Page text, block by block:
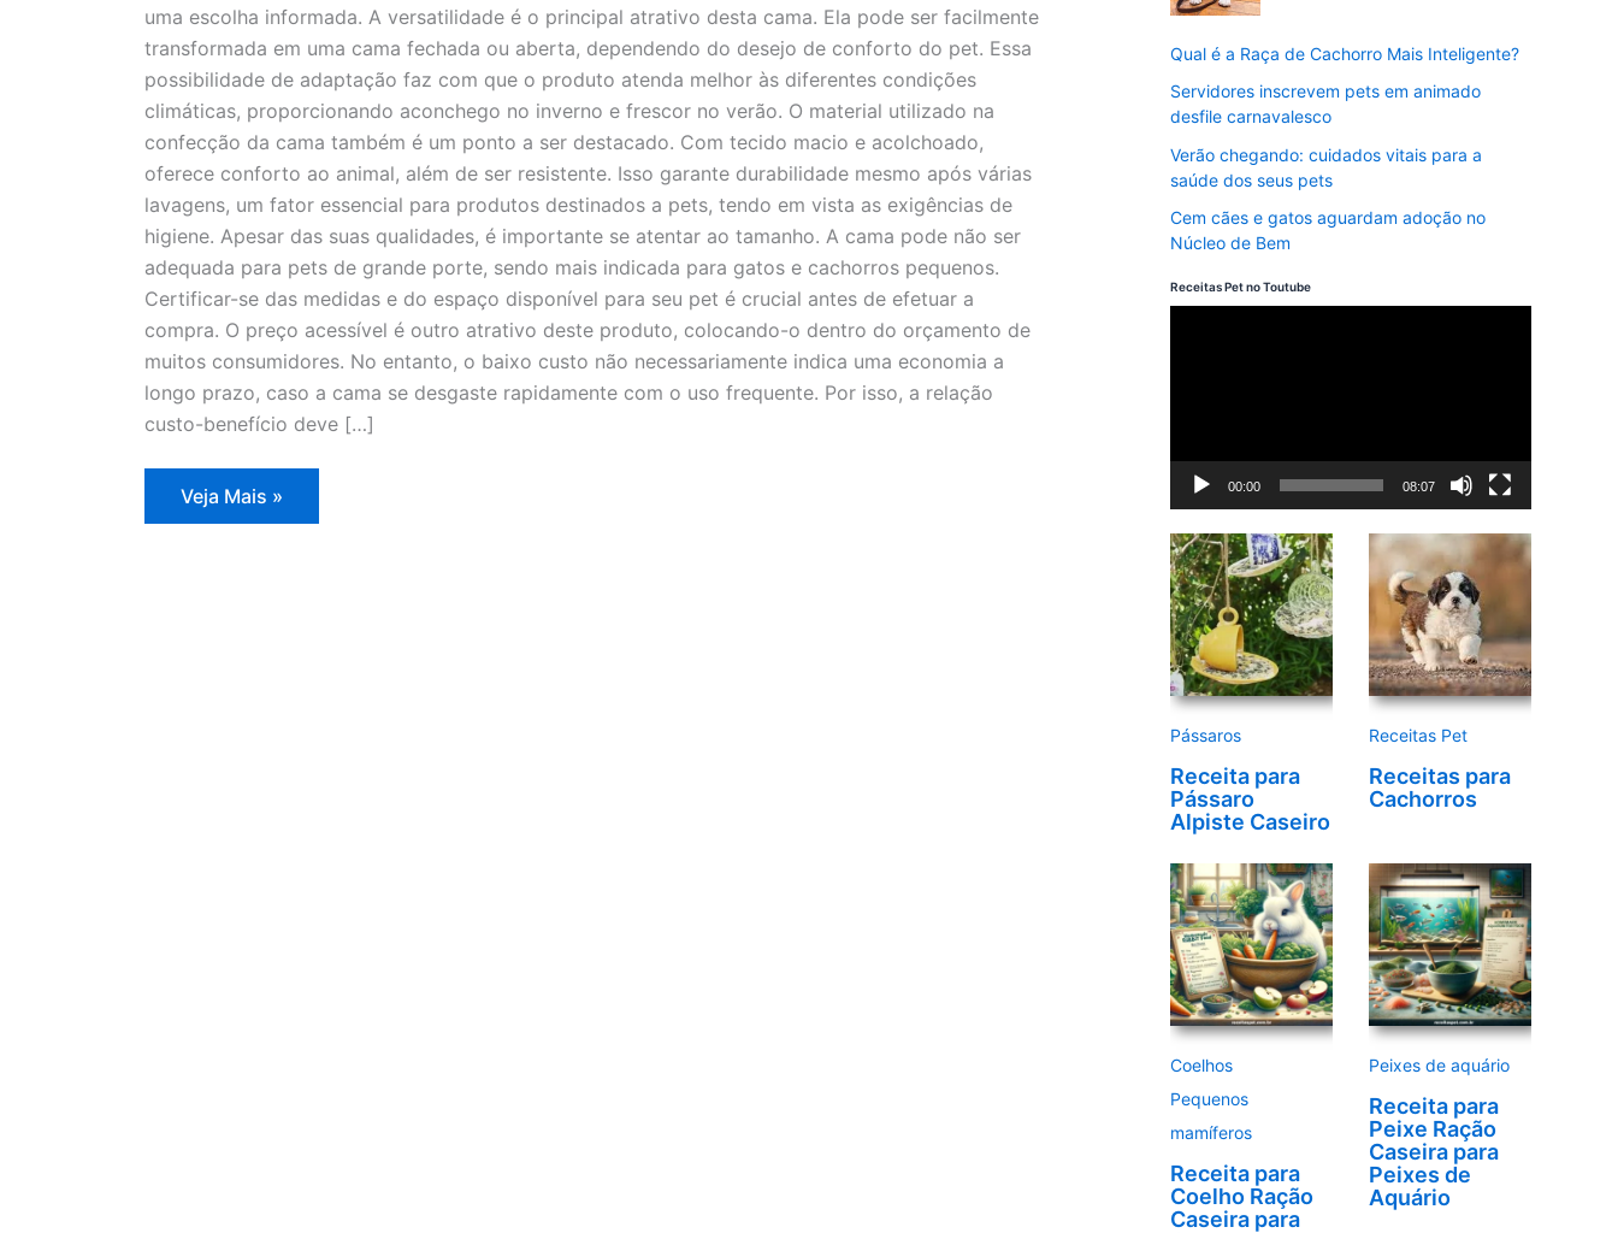
uma escolha informada. A versatilidade é o principal atrativo desta cama. Ela pode ser facilmente
transformada em uma cama fechada ou aberta, dependendo do desejo de conforto do pet. Essa
possibilidade de adaptação faz com que o produto atenda melhor às diferentes condições
climáticas, proporcionando aconchego no inverno e frescor no verão. O material utilizado na
confecção da cama também é um ponto a ser destacado. Com tecido macio e acolchoado,
oferece conforto ao animal, além de ser resistente. Isso garante durabilidade mesmo após várias
lavagens, um fator essencial para produtos destinados a pets, tendo em vista as exigências de
higiene. Apesar das suas qualidades, é importante se atentar ao tamanho. A cama pode não ser
adequada para pets de grande porte, sendo mais indicada para gatos e cachorros pequenos.
Certificar-se das medidas e do espaço disponível para seu pet é crucial antes de efetuar a
compra. O preço acessível é outro atrativo deste produto, colocando-o dentro do orçamento de
muitos consumidores. No entanto, o baixo custo não necessariamente indica uma economia a
longo prazo, caso a cama se desgaste rapidamente com o uso frequente. Por isso, a relação
custo-benefício deve […]
Cama
Veja Mais »
Qual é a Raça de Cachorro Mais Inteligente?
Servidores inscrevem pets em animado
desfile carnavalesco
Verão chegando: cuidados vitais para a
saúde dos seus pets
Cem cães e gatos aguardam adoção no
Núcleo de Bem
Receitas Pet no Toutube
d
e
v
í
d
e
00:00 08:07
Pássaros
Receita para
Pássaro
Alpiste Caseiro
Receitas Pet
Receitas para
Cachorros
Coelhos
Pequenos
mamíferos
Receita para
Coelho Ração
Caseira para
Peixes de aquário
Receita para
Peixe Ração
Caseira para
Peixes de
Aquário